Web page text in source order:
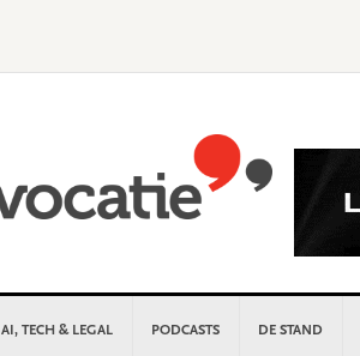
AI, TECH & LEGAL PODCASTS DE STAND